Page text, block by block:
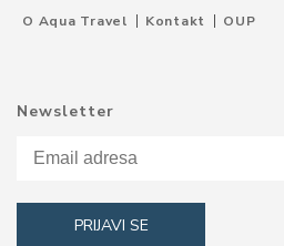
O Aqua Travel Kontakt OUP
Newsletter